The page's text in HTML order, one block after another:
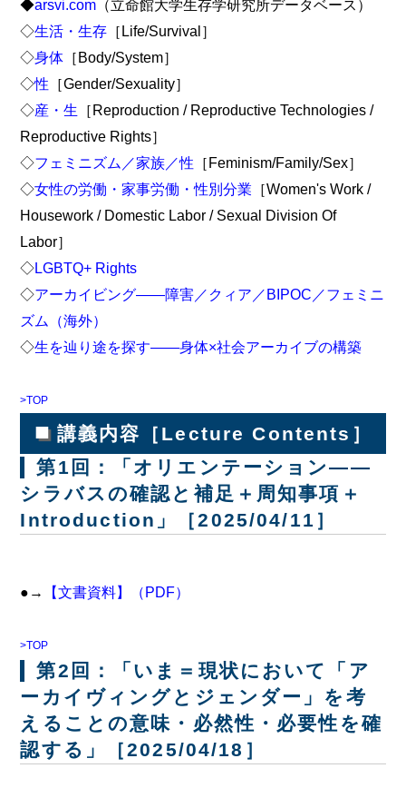
◆arsvi.com （立命館大学生存学研究所データベース）
◇生活・生存 ［Life/Survival］
◇身体 ［Body/System］
◇性 ［Gender/Sexuality］
◇産・生 ［Reproduction / Reproductive Technologies /
Reproductive Rights］
◇フェミニズム／家族／性 ［Feminism/Family/Sex］
◇女性の労働・家事労働・性別分業 ［Women's Work /
Housework / Domestic Labor / Sexual Division Of
Labor］
◇LGBTQ+ Rights
◇アーカイビング――障害／クィア／BIPOC／フェミニ
ズム（海外）
◇生を辿り途を探す――身体×社会アーカイブの構築
>TOP
■ 講義内容［Lecture Contents］
第1回：「オリエンテーション――
シラバスの確認と補足＋周知事項＋
Introduction」［2025/04/11］
●→ 【文書資料】（PDF）
>TOP
第2回：「いま＝現状において「ア
ーカイヴィングとジェンダー」を考
えることの意味・必然性・必要性を確
認する」［2025/04/18］